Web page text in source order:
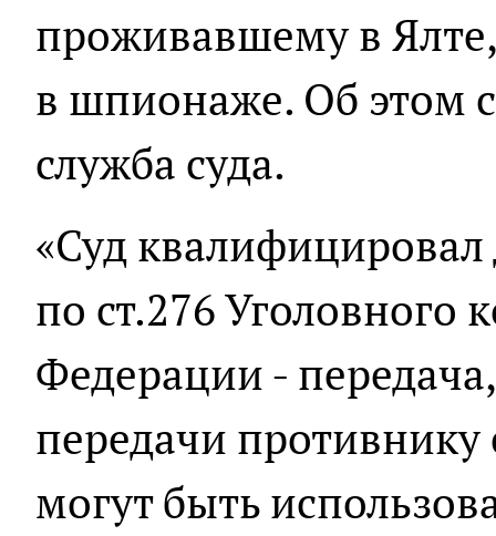
проживавшему в
в шпионаже. Об этом
служба суда.
«Суд
по ст.276 Уголовного
Федерации -
передачи
могут быть